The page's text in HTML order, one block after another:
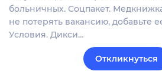
больничных. Соцпакет.
не потерять вакансию, добавьте
Условия. Дикси…
Откликнуться